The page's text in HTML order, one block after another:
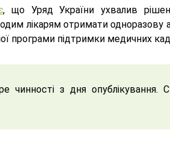
, що Уряд України ухвалив
лікарям отримати одноразову
програми підтримки медичних
з дня опублікування.